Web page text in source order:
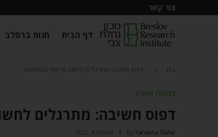
צור קשר
דף הבית חנות ברסלב
בית דפוס חשיבה: מתרגלים לחשוב קדימה עם אמונה
צמיחה אישית
דפוס חשיבה: מתרגלים
By Yardena Slater אוגוסט 8, 2021